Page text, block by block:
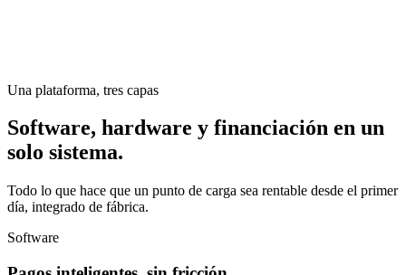
Una plataforma, tres capas
Software, hardware y financiación en un
solo sistema.
Todo lo que hace que un punto de carga sea rentable desde el primer
día, integrado de fábrica.
Software